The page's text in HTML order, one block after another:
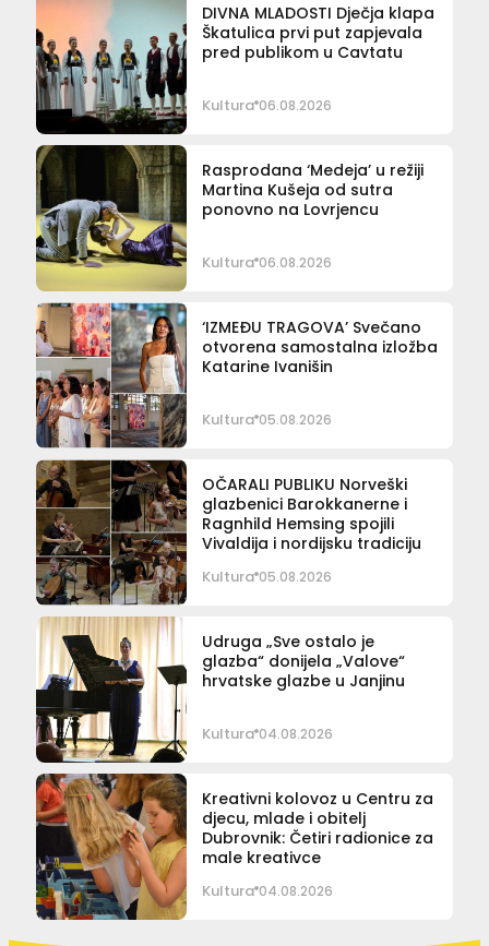
DIVNA MLADOSTI Dječja klapa
Škatulica prvi put zapjevala
pred publikom u Cavtatu
Kultura 06.08.2026
Rasprodana ‘Medeja’ u režiji
Martina Kušeja od sutra
ponovno na Lovrjencu
Kultura 06.08.2026
‘IZMEĐU TRAGOVA’ Svečano
otvorena samostalna izložba
Katarine Ivanišin
Kultura 05.08.2026
OČARALI PUBLIKU Norveški
glazbenici Barokkanerne i
Ragnhild Hemsing spojili
Vivaldija i nordijsku tradiciju
Kultura 05.08.2026
Udruga „Sve ostalo je
glazba“ donijela „Valove“
hrvatske glazbe u Janjinu
Kultura 04.08.2026
Kreativni kolovoz u Centru za
djecu, mlade i obitelj
Dubrovnik: Četiri radionice za
male kreativce
Kultura 04.08.2026